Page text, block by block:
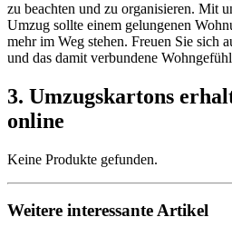
zu beachten und zu organisieren. Mit
Umzug sollte einem gelungenen
mehr im Weg stehen. Freuen Sie sich
und das damit verbundene
3. Umzugskartons
online
Keine Produkte gefunden.
Weitere interessante Artikel